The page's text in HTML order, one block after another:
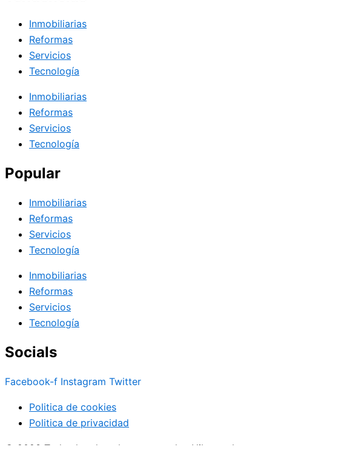
Inmobiliarias
Reformas
Servicios
Tecnología
Inmobiliarias
Reformas
Servicios
Tecnología
Popular
Inmobiliarias
Reformas
Servicios
Tecnología
Inmobiliarias
Reformas
Servicios
Tecnología
Socials
Facebook-f Instagram Twitter
Politica de cookies
Politica de privacidad